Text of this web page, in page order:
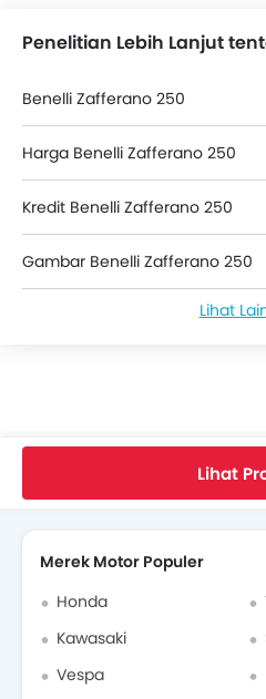
Penelitian Lebih Lanjut
Benelli Zafferano 250
Harga Benelli Zafferano 250
Kredit Benelli Zafferano 250
Gambar Benelli Zafferano 250
Berita Benelli Zafferano 250
Video Benelli Zafferano 250
Lihat
Lihat
Cari Motor Lain
Merek Motor Populer
Honda
Kawasaki
Vespa